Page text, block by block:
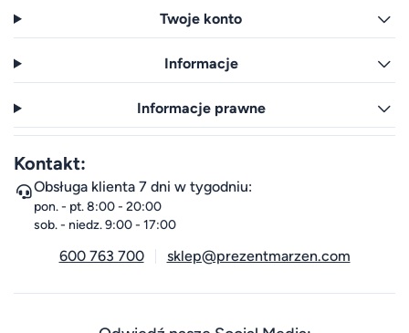
Twoje konto
Informacje
Informacje prawne
Kontakt:
Obsługa klienta 7 dni w tygodniu:
pon. - pt. 8:00 - 20:00
sob. - niedz. 9:00 - 17:00
600 763 700 sklep@prezentmarzen.com